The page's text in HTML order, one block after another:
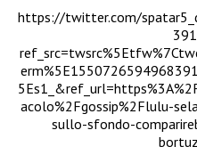
https://twitter.com/
acolo%2Fgossip%2Flulu-
sullo-sfondo-